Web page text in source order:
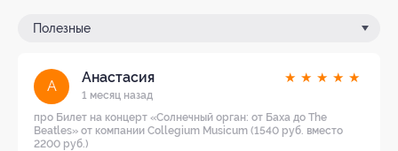
Полезные
А
Анастасия
1 месяц назад
★ ★ ★ ★ ★
про Билет на концерт «Солнечный орган: от Баха до The
Beatles» от компании Collegium Musicum (1540 руб. вместо
2200 руб.)